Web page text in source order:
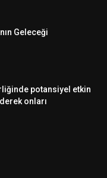
Geleceği
potansiyel etkin
onları